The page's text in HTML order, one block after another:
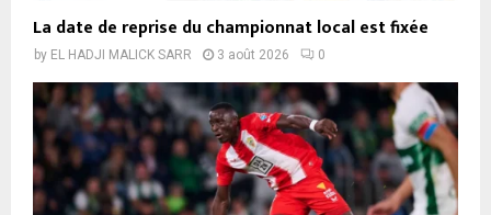
La date de reprise du championnat local est fixée
by EL HADJI MALICK SARR 3 août 2026 0